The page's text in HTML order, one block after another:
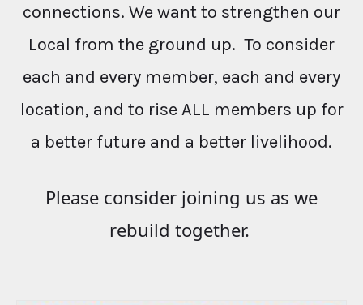
connections. We want to strengthen our
Local from the ground up. To consider
each and every member, each and every
location, and to rise ALL members up for
a better future and a better livelihood.
Please consider joining us as we
rebuild together.